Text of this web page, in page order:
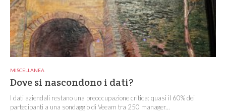
MISCELLANEA
Dove si nascondono i dati?
I dati aziendali restano una preoccupazione critica: quasi il 60% dei
partecipanti a una sondaggio di Veeam tra 250 manager...